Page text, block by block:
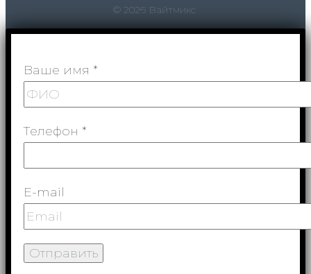
© 2026 Вайтмикс
Ваше имя *
Телефон *
E-mail